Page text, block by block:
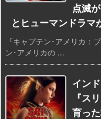
点滅
とヒューマンドラマ
『キャプテン･アメリカ：
ン･アメリカの ...
イン
『ス
育っ